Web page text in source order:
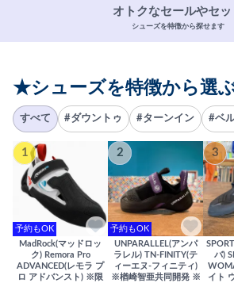
オトクなセールやセッ
シューズを特徴から探せます
★シューズを特徴から選
すべて #ダウントゥ #ターンイン #ベ
1
予約もOK
MadRock(マッドロッ
ク) Remora Pro
ADVANCED(レモラ プ
ロ アドバンスト) ※限
2
予約もOK
UNPARALLEL(アンパ
ラレル) TN-FINITY(テ
ィーエヌ-フィニティ)
※楢崎智亜共同開発 ※
3
バ)
イト